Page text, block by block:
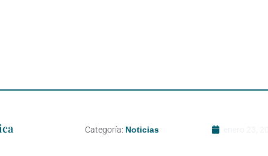
Categoría: Noticias